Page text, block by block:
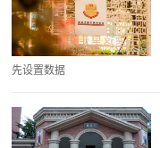
先设置数据